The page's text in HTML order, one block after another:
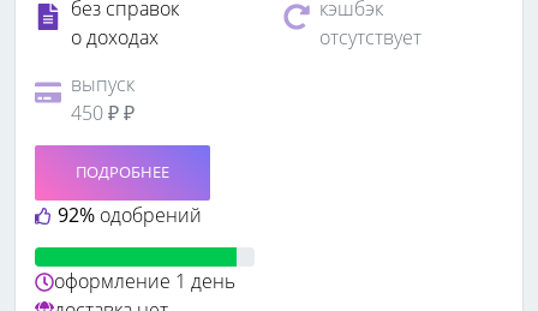
без справок
о доходах
кэшбэк
отсутствует
выпуск
450 ₽ ₽
92% одобрений
ПОДРОБНЕЕ
оформление 1 день